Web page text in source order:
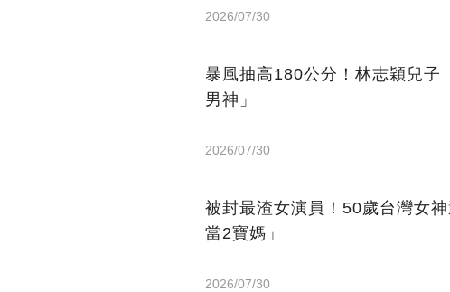
2026/07/30
暴風抽高180公分！林志穎兒子
男神」
2026/07/30
被封最渣女演員！50歲台灣女
當2寶媽」
2026/07/30